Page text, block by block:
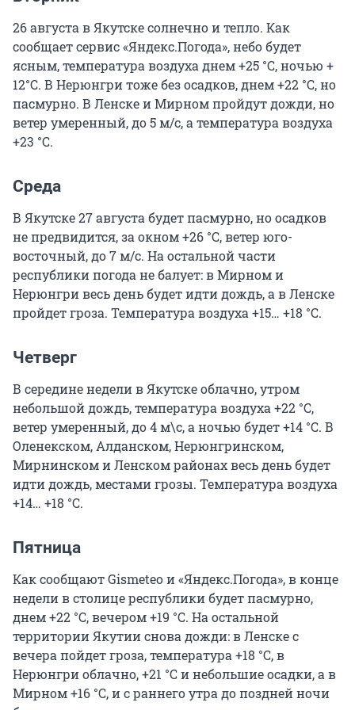
26 августа в Якутске солнечно и тепло. Как
сообщает сервис «Яндекс.Погода», небо будет
ясным, температура воздуха днем +25 °С, ночью +
12°С. В Нерюнгри тоже без осадков, днем +22 °С, но
пасмурно. В Ленске и Мирном пройдут дожди, но
ветер умеренный, до 5 м/с, а температура воздуха
+23 °С.
Среда
В Якутске 27 августа будет пасмурно, но осадков
не предвидится, за окном +26 °С, ветер юго-
восточный, до 7 м/с. На остальной части
республики погода не балует: в Мирном и
Нерюнгри весь день будет идти дождь, а в Ленске
пройдет гроза. Температура воздуха +15… +18 °С.
Четверг
В середине недели в Якутске облачно, утром
небольшой дождь, температура воздуха +22 °С,
ветер умеренный, до 4 м\с, а ночью будет +14 °С. В
Оленекском, Алданском, Нерюнгринском,
Мирнинском и Ленском районах весь день будет
идти дождь, местами грозы. Температура воздуха
+14… +18 °С.
Пятница
Как сообщают Gismeteo и «Яндекс.Погода», в конце
недели в столице республики будет пасмурно,
днем +22 °С, вечером +19 °С. На остальной
территории Якутии снова дожди: в Ленске с
вечера пойдет гроза, температура +18 °С, в
Нерюнгри облачно, +21 °С и небольшие осадки, а в
Мирном +16 °С, и с раннего утра до поздней ночи